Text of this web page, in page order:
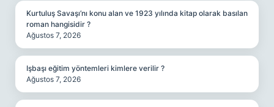
Kurtuluş Savaşı’nı konu alan ve 1923 yılında kitap olarak basılan
roman hangisidir ?
Ağustos 7, 2026
Işbaşı eğitim yöntemleri kimlere verilir ?
Ağustos 7, 2026